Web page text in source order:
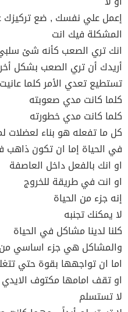
إعمل علي نفسك , ضع تركيزك
المشكلة فيك انت
انك تري الصعب كأنه شئ
أريدك أن تري الصعب بشكل أخر
تستطيع تعدي الأمر كلما عانيت
كلما كانت مدي صعوبته
كلما كانت مدي خطورته
كل ما تفعله هو بناء لعضلات
في الحياة إما ان تكون ذاهب
او انك بالفعل داخل العاصفة
او انت في طريقة للخروج
إنه جزء من الحياة
لا يمكنك تجنبه
كلنا لدينا مشاكل في الحياة
والمشاكل هي جزء اساسي من
اما ان تواجهها بقوة حتي
او تقف امامها مكتوف
لا تستسلم